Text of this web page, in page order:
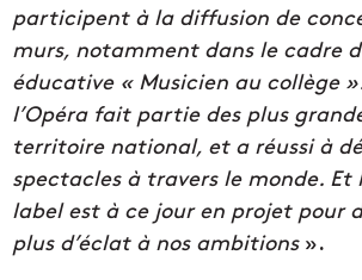
participent à la diffusion de
murs, notamment dans le cadre
éducative « Musicien au collège
l’Opéra fait partie des plus
territoire national, et a réussi à
spectacles à travers le monde. Et
label est à ce jour en projet pour
plus d’éclat à nos ambitions ».